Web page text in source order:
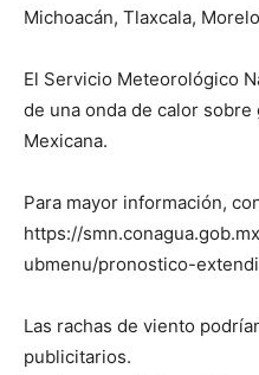
Michoacán, Tlaxcala,
El Servicio Meteorológico
de una onda de calor
Mexicana.
Para mayor información,
https://
ubmenu/pronostico-
Las rachas de viento
publicitarios.